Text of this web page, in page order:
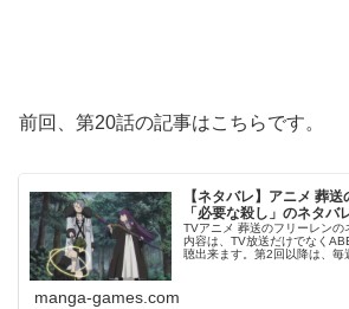
前回、第20話の記事はこちらです。
【ネタバレ】アニメ 葬
「必要な殺し」のネタバ
TVアニメ 葬送のフリーレン
内容は、TV放送だけでなく
聴出来ます。第2回以降は、
manga-games.com